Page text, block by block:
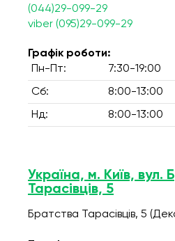
(044)29-099-29
viber (095)29-099-29
Графік роботи:
Пн-Пт:
7:30-19:00
Сб: 8:00-13:00
Нд: 8:00-13:00
Україна, м. Київ, вул.
Тарасівців, 5
Братства Тарасівців, 5